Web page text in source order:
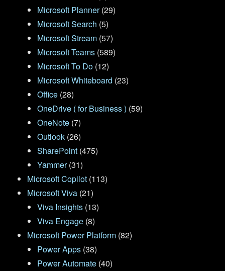
Microsoft Planner(29)
Microsoft Search (5)
Microsoft Stream (57)
Microsoft Teams (589)
Microsoft To Do (12)
Microsoft Whiteboard (23)
Office (28)
OneDrive ( for Business ) (59)
OneNote (7)
Outlook (26)
SharePoint (475)
Yammer(31)
Microsoft Copilot (113)
Microsoft Viva (21)
Viva Insights (13)
Viva Engage (8)
Microsoft Power Platform (82)
Power Apps (38)
Power Automate (40)